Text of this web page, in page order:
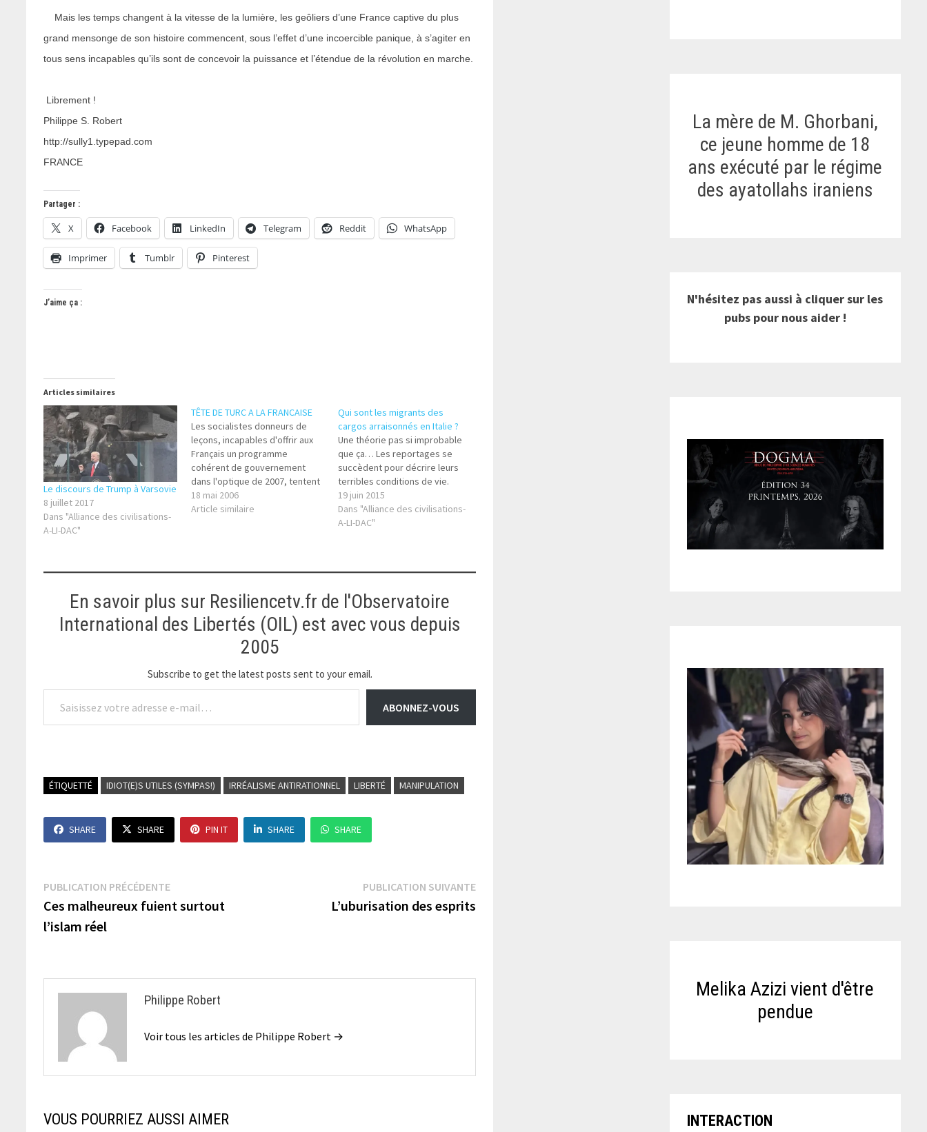
Mais les temps changent à la vitesse de la lumière, les geôliers d’une France captive du plus
grand mensonge de son histoire commencent, sous l’effet d’une incoercible panique, à s’agiter en
tous sens incapables qu’ils sont de concevoir la puissance et l’étendue de la révolution en marche.
Librement !
Philippe S. Robert
http://sully1.typepad.com
FRANCE
Partager :
X Facebook LinkedIn Telegram Reddit WhatsApp
Imprimer Tumblr Pinterest
J’aime ça :
Articles similaires
Le discours de Trump à Varsovie
8 juillet 2017
Dans "Alliance des civilisations-
A-LI-DAC"
TÊTE DE TURC A LA FRANCAISE
Les socialistes donneurs de
leçons, incapables d'offrir aux
Français un programme
cohérent de gouvernement
dans l'optique de 2007, tentent
de donner le change en
proposant une nouvelle loi de
18 mai 2006
Article similaire
Qui sont les migrants des
cargos arraisonnés en Italie ?
Une théorie pas si improbable
que ça… Les reportages se
succèdent pour décrire leurs
terribles conditions de vie.
19 juin 2015
Dans "Alliance des civilisations-
A-LI-DAC"
En savoir plus sur Resiliencetv.fr de l'Observatoire
International des Libertés (OIL) est avec vous depuis
2005
Subscribe to get the latest posts sent to your email.
Saisissez votre adresse e-mail…
ABONNEZ-VOUS
ÉTIQUETTÉ IDIOT(E)S UTILES (SYMPAS!) IRRÉALISME ANTIRATIONNEL LIBERTÉ MANIPULATION
SHARE SHARE PIN IT SHARE SHARE
Navigation
de
PUBLICATION PRÉCÉDENTEPublication
précédente :
Ces malheureux fuient surtout
l’islam réel
PUBLICATION SUIVANTEPublication
L’uburisation des esprits
Philippe Robert
Voir tous les articles de Philippe Robert →
VOUS POURRIEZ AUSSI AIMER
La mère de M. Ghorbani,
ce jeune homme de 18
ans exécuté par le régime
des ayatollahs iraniens
N'hésitez pas aussi à cliquer sur les
pubs pour nous aider !
Melika Azizi vient d'être
pendue
INTERACTION